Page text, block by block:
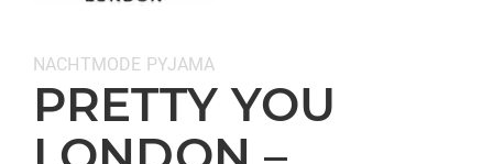
Categorieën:
NACHTMODE PYJAMA
PRETTY YOU